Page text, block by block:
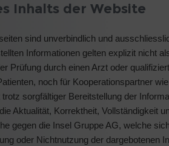
Inhalts der Website
sind unverbindlich und
Informationen gelten explizit nicht
Prüfung durch einen Arzt oder
noch für Kooperationspartner
sorgfältiger Bereitstellung der
Aktualität, Korrektheit, Vollständigkeit
gegen die Insel Gruppe AG, welche
oder Nichtnutzung der dargebotenen